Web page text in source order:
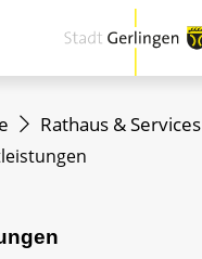
Rathaus & Services